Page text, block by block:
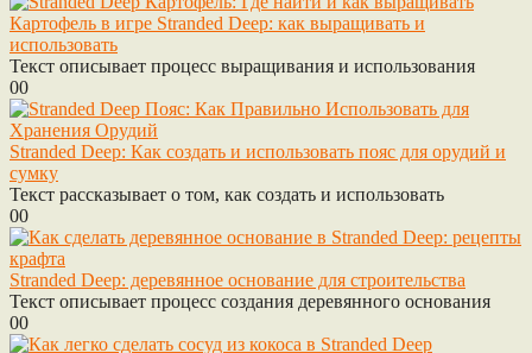
Картофель в игре Stranded Deep: как выращивать и
использовать
Текст описывает процесс выращивания и использования
00
Stranded Deep: Как создать и использовать пояс для орудий и
сумку
Текст рассказывает о том, как создать и использовать
00
Stranded Deep: деревянное основание для строительства
Текст описывает процесс создания деревянного основания
00